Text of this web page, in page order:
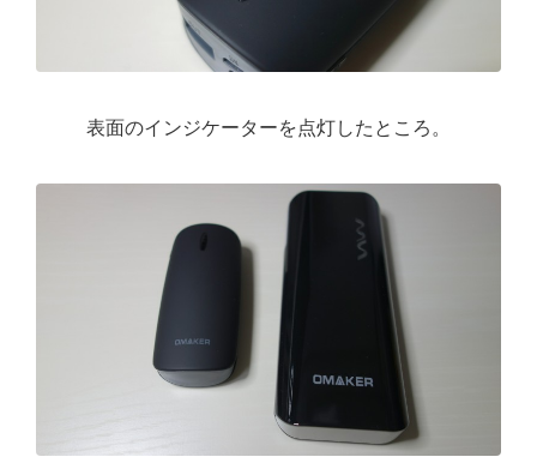
表面のインジケーターを点灯したところ。